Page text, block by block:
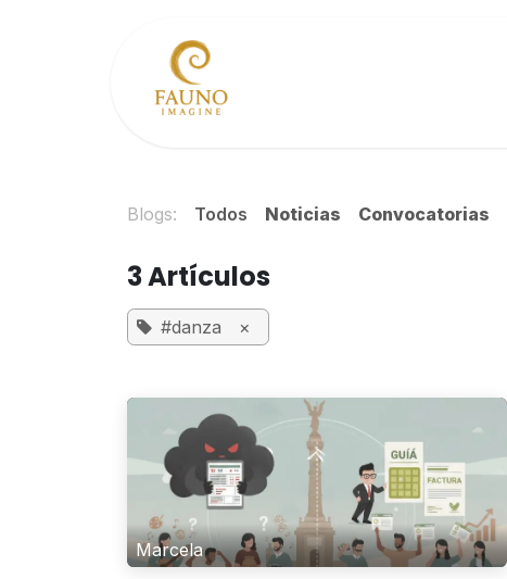
Blogs: Todos Noticias Convocatorias
3 Artículos
#danza ×
Marcela